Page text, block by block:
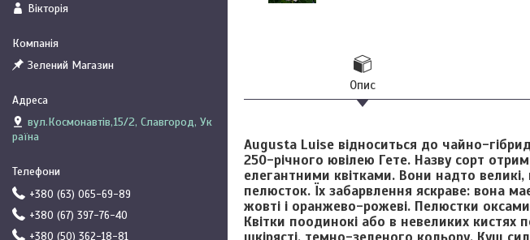
Опис
Augusta Luise відноситься до чайно-
250-річного ювілею Гете. Назву сорт
елегантними квітками. Вони надто
пелюсток. Їх забарвлення яскраве: вона
жовті і оранжево-рожеві. Пелюстки
Квітки поодинокі або в невеликих
Вікторія
Зелений Магазин
вул.Космонавтів,15/2, Славгород, Ук
раїна
+380 (63) 065-69-89
+380 (67) 397-76-40
+380 (50) 362-18-81